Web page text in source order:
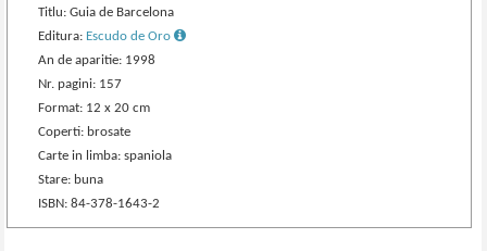
Titlu: Guia de Barcelona
Editura: Escudo de Oro
An de aparitie: 1998
Nr. pagini: 157
Format: 12 x 20 cm
Coperti: brosate
Carte in limba: spaniola
Stare: buna
ISBN: 84-378-1643-2